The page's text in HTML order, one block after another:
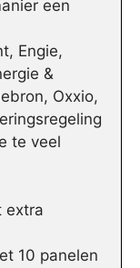
een
Engie,
&
Oxxio,
te veel
extra
10 panelen